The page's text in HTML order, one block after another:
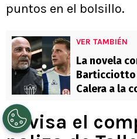
puntos en el bolsillo.
VER TAMBIÉN
La novela
Barticciotto
Calera a la
Revisa el